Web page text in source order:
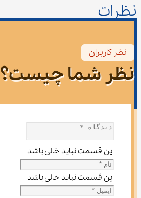
نظرات
نظر کاربران
نظر شما چیست؟
این قسمت نباید خالی باشد
این قسمت نباید خالی باشد